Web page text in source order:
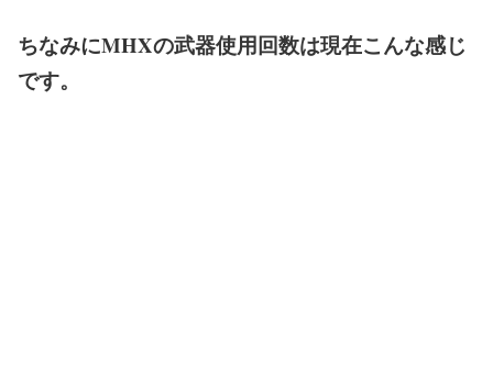
ちなみにMHXの武器使用回数は現在こんな感じ
です。